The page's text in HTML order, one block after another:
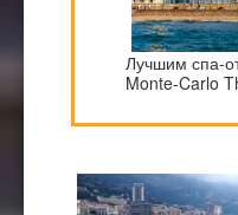
Лучшим спа-
Monte-Carlo